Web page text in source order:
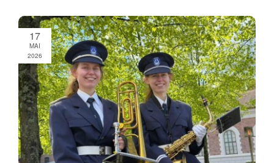
17
MAI
2026